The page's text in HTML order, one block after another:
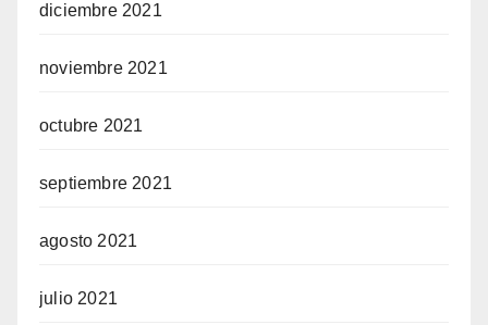
diciembre 2021
noviembre 2021
octubre 2021
septiembre 2021
agosto 2021
julio 2021